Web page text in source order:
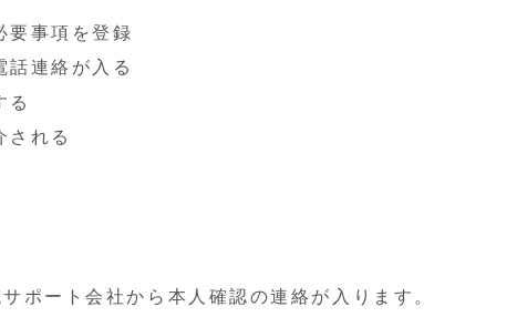
要事項を登録
話連絡が入る
る
される
ポート会社から本人確認の連絡が入ります。